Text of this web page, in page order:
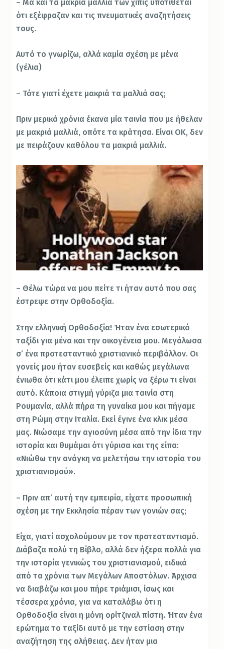
– Μα και τα μακριά μαλλιά των χίπις υποτίθεται
ότι εξέφραζαν και τις πνευματικές αναζητήσεις
τους.
Αυτό το γνωρίζω, αλλά καμία σχέση με μένα
(γέλια)
– Τότε γιατί έχετε μακριά τα μαλλιά σας;
Πριν μερικά χρόνια έκανα μία ταινία που με ήθελαν
με μακριά μαλλιά, οπότε τα κράτησα. Είναι ΟΚ, δεν
με πειράζουν καθόλου τα μακριά μαλλιά.
– Θέλω τώρα να μου πείτε τι ήταν αυτό που σας
έστρεψε στην Ορθοδοξία.
Στην ελληνική Ορθοδοξία! Ήταν ένα εσωτερικό
ταξίδι για μένα και την οικογένεια μου. Μεγάλωσα
σ’ ένα προτεσταντικό χριστιανικό περιβάλλον. Οι
γονείς μου ήταν ευσεβείς και καθώς μεγάλωνα
ένιωθα ότι κάτι μου έλειπε χωρίς να ξέρω τι είναι
αυτό. Κάποια στιγμή γύριζα μια ταινία στη
Ρουμανία, αλλά πήρα τη γυναίκα μου και πήγαμε
στη Ρώμη στην Ιταλία. Εκεί έγινε ένα κλικ μέσα
μας. Νιώσαμε την αγιοσύνη μέσα από την ίδια την
ιστορία και θυμάμαι ότι γύρισα και της είπα:
«Νιώθω την ανάγκη να μελετήσω την ιστορία του
χριστιανισμού».
– Πριν απ’ αυτή την εμπειρία, είχατε προσωπική
σχέση με την Εκκλησία πέραν των γονιών σας;
Είχα, γιατί ασχολούμουν με τον προτεσταντισμό.
Διάβαζα πολύ τη Βίβλο, αλλά δεν ήξερα πολλά για
την ιστορία γενικώς του χριστιανισμού, ειδικά
από τα χρόνια των Μεγάλων Αποστόλων. Άρχισα
να διαβάζω και μου πήρε τριάμισι, ίσως και
τέσσερα χρόνια, για να καταλάβω ότι η
Ορθοδοξία είναι η μόνη ορίτζιναλ πίστη. Ήταν ένα
ερώτημα το ταξίδι αυτό με την εστίαση στην
αναζήτηση της αλήθειας. Δεν ήταν μια